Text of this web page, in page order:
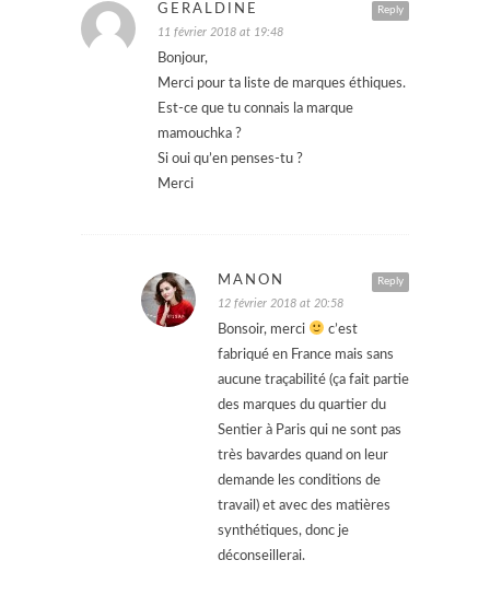
Reply
GERALDINE
11 février 2018 at 19:48
Bonjour,
Merci pour ta liste de marques éthiques.
Est-ce que tu connais la marque
mamouchka ?
Si oui qu’en penses-tu ?
Merci
Reply
MANON
12 février 2018 at 20:58
Bonsoir, merci
c’est
fabriqué en France mais sans
aucune traçabilité (ça fait partie
des marques du quartier du
Sentier à Paris qui ne sont pas
très bavardes quand on leur
demande les conditions de
travail) et avec des matières
synthétiques, donc je
déconseillerai.